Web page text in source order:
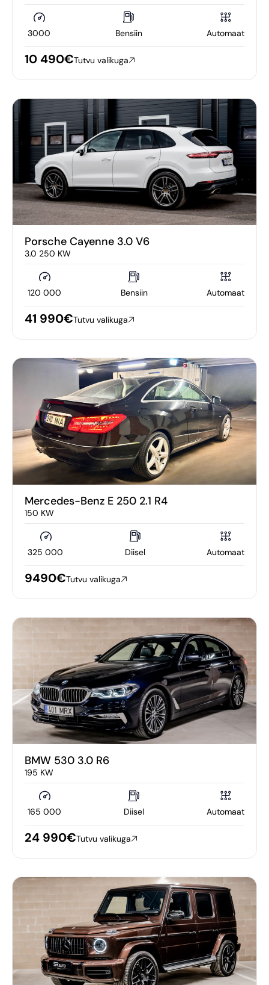
3000 Bensiin Automaat
10 490€Tutvu valikuga
Porsche Cayenne 3.0 V6
3.0 250 KW
120 000 Bensiin Automaat
41 990€Tutvu valikuga
Mercedes-Benz E 250 2.1 R4
150 KW
325 000 Diisel Automaat
9490€Tutvu valikuga
BMW 530 3.0 R6
195 KW
165 000 Diisel Automaat
24 990€Tutvu valikuga